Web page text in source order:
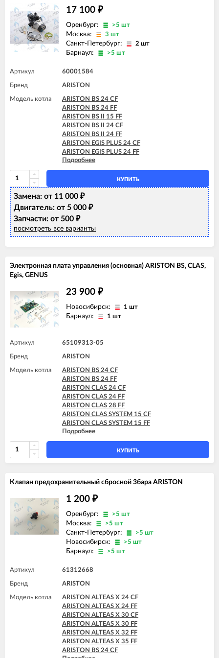
17 100 ₽
Оренбург: >5 шт
Москва: 3 шт
Санкт-Петербург: 2 шт
Барнаул: >5 шт
Артикул 60001584
Бренд ARISTON
Модель котла
ARISTON BS 24 CF
ARISTON BS 24 FF
ARISTON BS II 15 FF
ARISTON BS II 24 CF
ARISTON BS II 24 FF
ARISTON EGIS PLUS 24 CF
ARISTON EGIS PLUS 24 FF
ARISTON MATIS 24 CF
ARISTON MATIS 24 FF
Подробнее
КУПИТЬ
Замена: от 11 000 ₽
Двигатель: от 5 000 ₽
Запчасти: от 500 ₽
посмотреть все варианты
Электронная плата управления (основная) ARISTON BS, CLAS,
Egis, GENUS
23 900 ₽
Новосибирск: 1 шт
Барнаул: 1 шт
Артикул 65109313-05
Бренд ARISTON
Модель котла
ARISTON BS 24 CF
ARISTON BS 24 FF
ARISTON CLAS 24 CF
ARISTON CLAS 24 FF
ARISTON CLAS 28 FF
ARISTON CLAS SYSTEM 15 CF
ARISTON CLAS SYSTEM 15 FF
ARISTON CLAS SYSTEM 24 CF
ARISTON CLAS SYSTEM 24 FF
ARISTON CLAS SYSTEM 28 CF
ARISTON CLAS SYSTEM 28 FF
ARISTON GENUS 24 FF
ARISTON GENUS 28 CF
ARISTON GENUS 28 FF
ARISTON GENUS 32 FF
ARISTON GENUS 35 FF
ARISTON GENUS 36 FF
Подробнее
КУПИТЬ
Клапан предохранительный сбросной 3бара ARISTON
1 200 ₽
Оренбург: >5 шт
Москва: >5 шт
Санкт-Петербург: >5 шт
Новосибирск: >5 шт
Барнаул: >5 шт
Артикул 61312668
Бренд ARISTON
Модель котла
ARISTON ALTEAS X 24 CF
ARISTON ALTEAS X 24 FF
ARISTON ALTEAS X 30 CF
ARISTON ALTEAS X 30 FF
ARISTON ALTEAS X 32 FF
ARISTON ALTEAS X 35 FF
ARISTON BS 24 CF